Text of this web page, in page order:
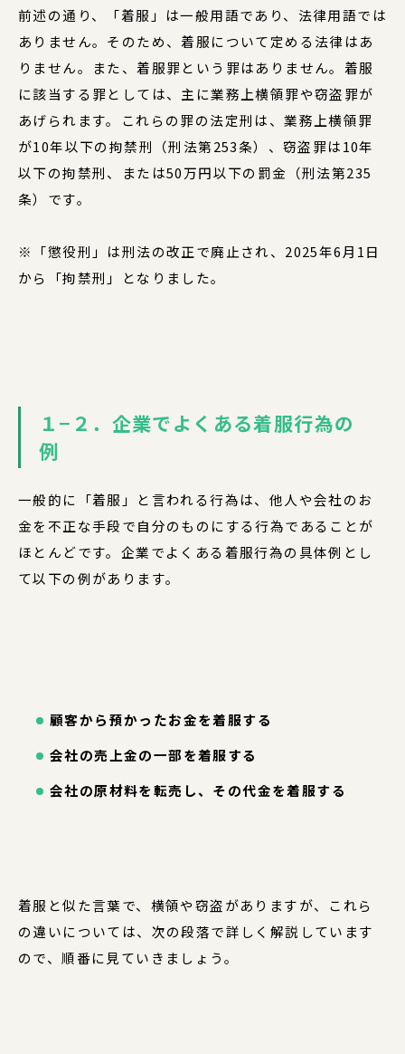
前述の通り、「着服」は一般用語であり、法律用語では
ありません。そのため、着服について定める法律はあ
りません。また、着服罪という罪はありません。着服
に該当する罪としては、主に業務上横領罪や窃盗罪が
あげられます。これらの罪の法定刑は、業務上横領罪
が10年以下の拘禁刑（刑法第253条）、窃盗罪は10年
以下の拘禁刑、または50万円以下の罰金（刑法第235
条）です。
※「懲役刑」は刑法の改正で廃止され、2025年6月1日
から「拘禁刑」となりました。
１−２．企業でよくある着服行為の
例
一般的に「着服」と言われる行為は、他人や会社のお
金を不正な手段で自分のものにする行為であることが
ほとんどです。企業でよくある着服行為の具体例とし
て以下の例があります。
顧客から預かったお金を着服する
会社の売上金の一部を着服する
会社の原材料を転売し、その代金を着服する
着服と似た言葉で、横領や窃盗がありますが、これら
の違いについては、次の段落で詳しく解説しています
ので、順番に見ていきましょう。